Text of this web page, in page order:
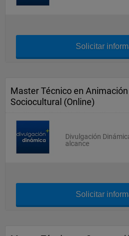
Solicitar
Master Técnico en Animación
Sociocultural (Online)
Divulgación
alcance
Solicitar